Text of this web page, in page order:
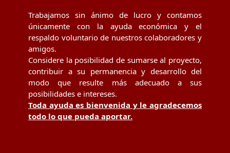
Trabajamos sin ánimo de lucro y contamos
únicamente con la ayuda económica y el
respaldo voluntario de nuestros colaboradores y
amigos.
Considere la posibilidad de sumarse al proyecto,
contribuir a su permanencia y desarrollo del
modo que resulte más adecuado a sus
posibilidades e intereses.
Toda ayuda es bienvenida y le agradecemos
todo lo que pueda aportar.